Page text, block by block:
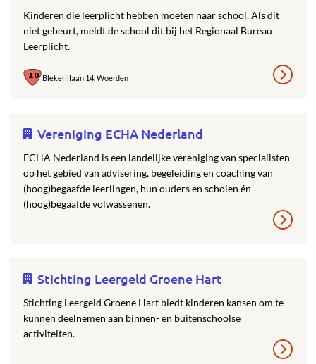
Kinderen die leerplicht hebben moeten naar school. Als dit
niet gebeurt, meldt de school dit bij het Regionaal Bureau
Leerplicht.
Blekerijlaan 14, Woerden
Vereniging ECHA Nederland
ECHA Nederland is een landelijke vereniging van specialisten
op het gebied van advisering, begeleiding en coaching van
(hoog)begaafde leerlingen, hun ouders en scholen én
(hoog)begaafde volwassenen.
Stichting Leergeld Groene Hart
Stichting Leergeld Groene Hart biedt kinderen kansen om te
kunnen deelnemen aan binnen- en buitenschoolse
activiteiten.